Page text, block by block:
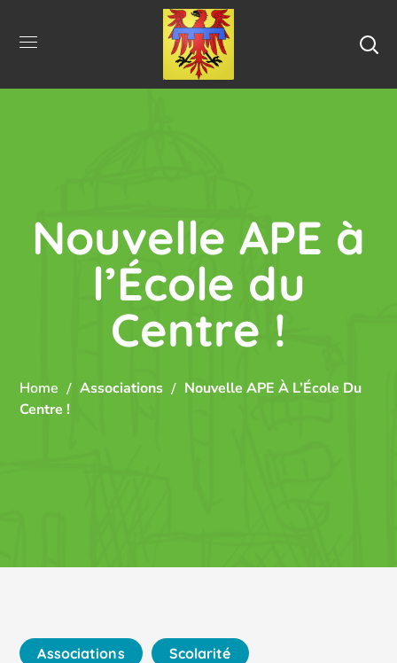
Nouvelle APE à
l’École du
Centre !
Home Associations
Nouvelle APE À L’École Du
Centre !
Associations Scolarité